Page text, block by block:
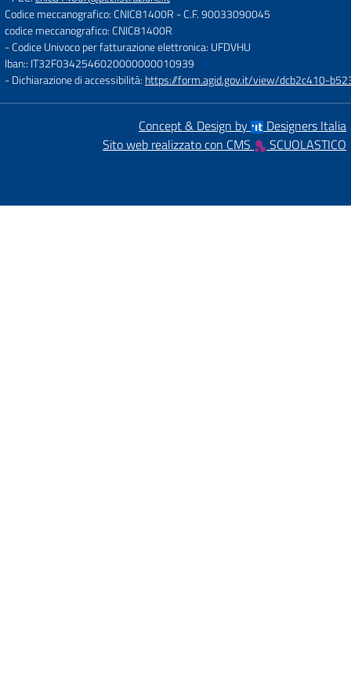
Codice meccanografico: CNIC81400R - C.F. 90033090045
codice meccanografico: CNIC81400R
- Codice Univoco per fatturazione elettronica: UFDVHU
Iban:: IT32F0342546020000000010939
- Dichiarazione di accessibilità: https://form.agid.gov.it/view/dcb2c410-
Concept & Design by
Designers Italia
Sito web realizzato con CMS
SCUOLASTICO